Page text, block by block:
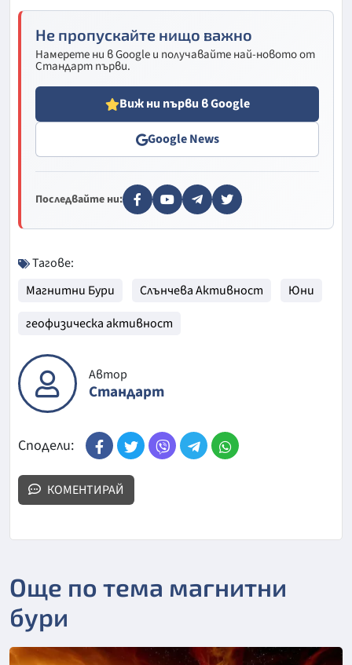
Не пропускайте нищо важно
Намерете ни в Google и получавайте най-новото от
Стандарт първи.
Виж ни първи в Google
Google News
Последвайте ни:
Тагове:
Магнитни Бури
Слънчева Активност
Юни
геофизическа активност
Автор
Стандарт
Сподели:
КОМЕНТИРАЙ
Още по тема магнитни
бури